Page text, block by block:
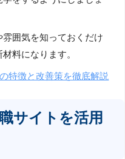
囲気を知っておくだけ
料になります。
特徴と改善策を徹底解説
サイトを活用